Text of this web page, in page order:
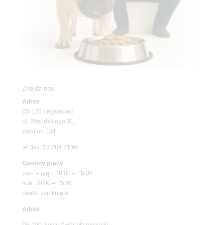
Znajdź nas
Adres
05-120 Legionowo
ul. Piłsudskiego 31,
pawilon 134
tel./fax. 22 784 71 96
Godziny pracy
pon. – piąt. 10.00 – 19.00
sob. 10.00 – 15.00
niedz. zamknięte
Adres